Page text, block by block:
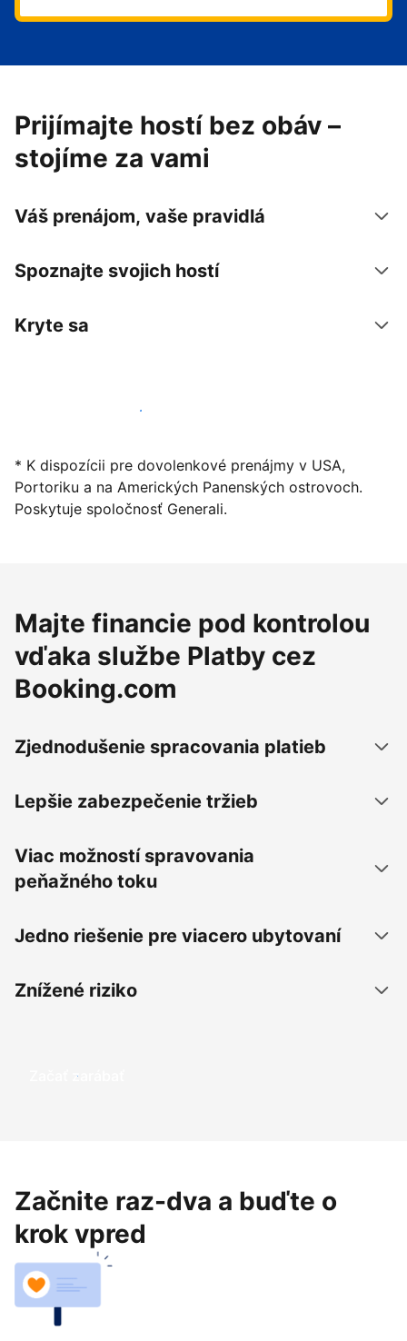
Prijímajte hostí bez obáv –
stojíme za vami
Váš prenájom, vaše pravidlá
Spoznajte svojich hostí
Kryte sa
Začať ponúkať svoje ubytovanie
* K dispozícii pre dovolenkové prenájmy v USA,
Portoriku a na Amerických Panenských ostrovoch.
Poskytuje spoločnosť Generali.
Majte financie pod kontrolou
vďaka službe Platby cez
Booking.com
Zjednodušenie spracovania platieb
Lepšie zabezpečenie tržieb
Viac možností spravovania
peňažného toku
Jedno riešenie pre viacero ubytovaní
Znížené riziko
Začať zarábať
Začnite raz-dva a buďte o
krok vpred